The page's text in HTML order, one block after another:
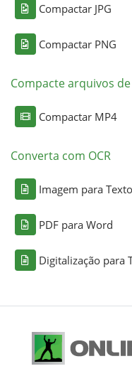
Compactar JPG
Compactar PNG
Compacte arquivos
Compactar MP4
Converta com OCR
Imagem para Texto
PDF para Word
Digitalização para